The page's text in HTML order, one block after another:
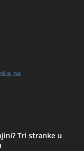
Tri stranke u